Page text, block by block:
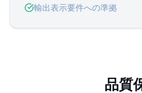
輸出表示要件への準拠
品質